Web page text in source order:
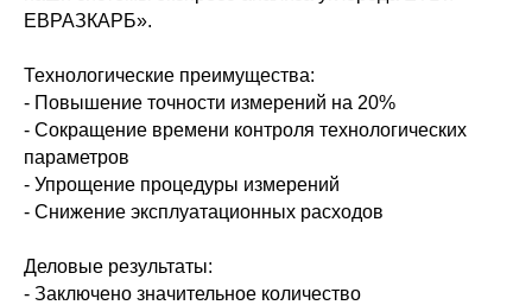
ЕВРАЗКАРБ».
Технологические преимущества:
- Повышение точности измерений на 20%
- Сокращение времени контроля технологических
параметров
- Упрощение процедуры измерений
- Снижение эксплуатационных расходов
Деловые результаты:
- Заключено значительное количество